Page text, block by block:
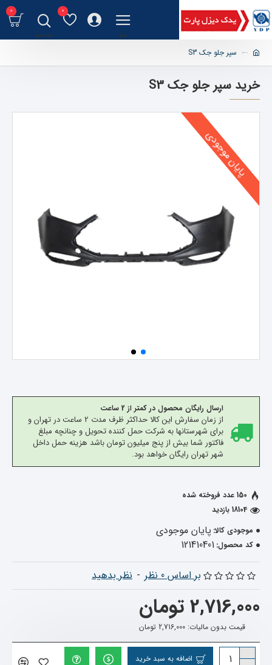
0
0
سپر جلو جک S3
خرید سپر جلو جک S3
پایان موجودی
ارسال رایگان محصول در کمتر از 2 ساعت
از زمان سفارش این کالا حداکثر ظرف مدت 2 ساعت در تهران و
برای شهرستانها به شرکت حمل کننده تحویل و چنانچه مبلغ
فاکتور شما بیش از پنج میلیون تومان باشد هزینه حمل داخل
شهر تهران رایگان خواهد بود.
موجودی کالا: پایان موجودی
کد محصول: 121410401
150 عدد فروخته شده
18104 بازدید
بر اساس 0 نظر - نظر بدهید
2,716,000 تومان
قیمت بدون مالیات: 2,716,000 تومان
اضافه به سبد خرید